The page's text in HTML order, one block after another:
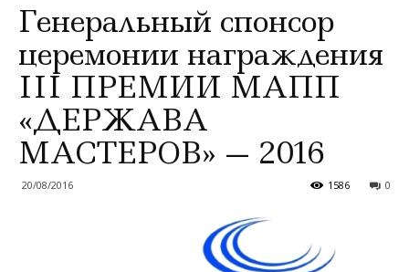
Генеральный спонсор
церемонии награждения
III ПРЕМИИ МАПП
«ДЕРЖАВА
МАСТЕРОВ» — 2016
20/08/2016 0
1586